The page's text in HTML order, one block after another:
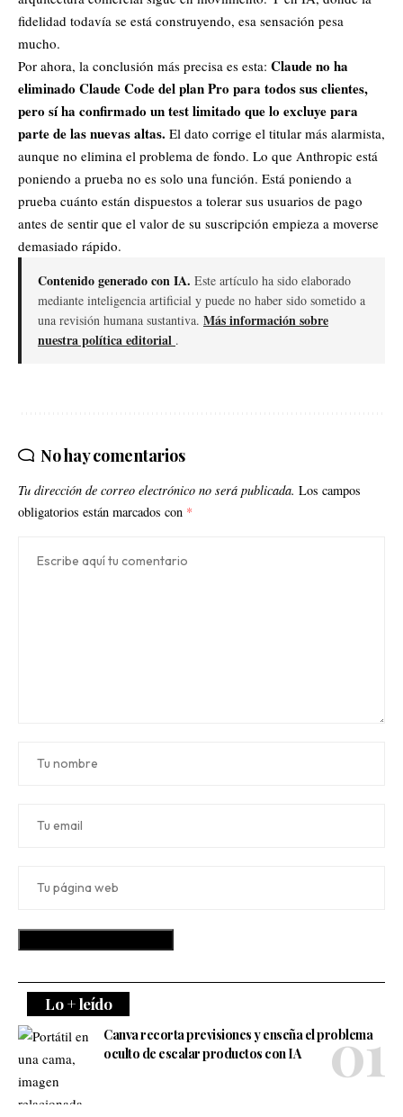
fidelidad todavía se está construyendo, esa sensación pesa
mucho.
Por ahora, la conclusión más precisa es esta: Claude no ha
eliminado Claude Code del plan Pro para todos sus clientes,
pero sí ha confirmado un test limitado que lo excluye para
parte de las nuevas altas. El dato corrige el titular más alarmista,
aunque no elimina el problema de fondo. Lo que Anthropic está
poniendo a prueba no es solo una función. Está poniendo a
prueba cuánto están dispuestos a tolerar sus usuarios de pago
antes de sentir que el valor de su suscripción empieza a moverse
demasiado rápido.
Contenido generado con IA. Este artículo ha sido elaborado
mediante inteligencia artificial y puede no haber sido sometido a
una revisión humana sustantiva. Más información sobre
nuestra política editorial .
No hay comentarios
Tu dirección de correo electrónico no será publicada. Los campos
obligatorios están marcados con *
Lo + leído
Canva recorta previsiones y enseña el problema
oculto de escalar productos con IA